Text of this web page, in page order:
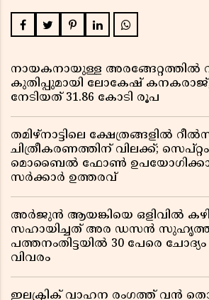
നായകനായുള്ള അരങ്ങേറ്റത്തിൽ
കുതിപ്പുമായി ലോകേഷ്
നേടിയത് 31.86 കോടി രൂപ
തമിഴ്‌നാട്ടിലെ ക്ഷേത്രങ്ങളിൽ
ചിത്രീകരണത്തിന് വിലക്ക്;
മൊബൈൽ ഫോൺ ഉപയോഗിക്കാൻ
സർക്കാർ ഉത്തരവ്
അർജുൻ ആയങ്കിയെ ഒളിവിൽ
സഹായിച്ചത് അര ഡസൻ
പത്തനംതിട്ടയിൽ 30 പേരെ
വിവരം ​​​​​​​
ഇലക്ട്രിക് വാഹന രംഗത്ത് വൻ